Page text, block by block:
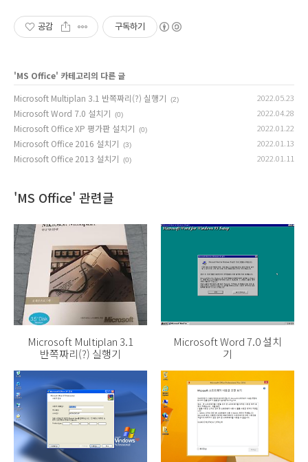
공감 구독하기
'MS Office' 카테고리의 다른 글
Microsoft Multiplan 3.1 반쪽짜리(?) 실행기
(2) 2022.05.23
Microsoft Word 7.0 설치기 (0) 2022.04.28
Microsoft Office XP 평가판 설치기 (0) 2022.01.22
Microsoft Office 2016 설치기 (3) 2022.01.13
Microsoft Office 2013 설치기 (0) 2022.01.11
'MS Office' 관련글
Microsoft Multiplan 3.1
반쪽짜리(?) 실행기
Microsoft Word 7.0 설치
기